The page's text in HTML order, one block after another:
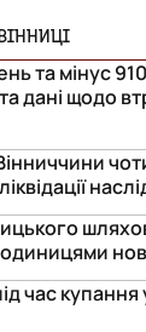
та мінус
дані щодо
час